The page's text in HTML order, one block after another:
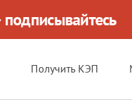
подписывайтесь
Получить КЭП